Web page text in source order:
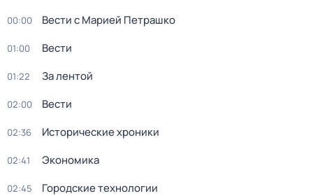
00:00 Вести с Марией Петрашко
01:00 Вести
01:22 За лентой
02:00 Вести
02:36 Исторические хроники
02:41 Экономика
02:45 Городские технологии